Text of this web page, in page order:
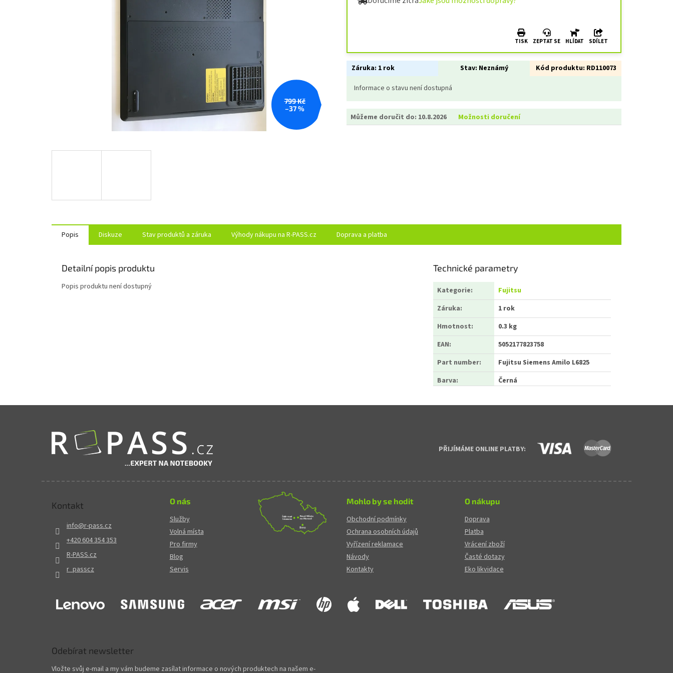
799 Kč
–37 %
TISK ZEPTAT SE HLÍDAT SDÍLET
Záruka: 1 rok Stav: Neznámý Kód produktu: RD110073
Informace o stavu není dostupná
Můžeme doručit do: 10.8.2026 Možnosti doručení
Popis Diskuze Stav produktů a záruka Výhody nákupu na R-PASS.cz Doprava a platba
Detailní popis produktu
Popis produktu není dostupný
Technické parametry
Kategorie:
Fujitsu
Záruka:
1 rok
Hmotnost:
0.3 kg
EAN:
5052177823758
Part number:
Fujitsu Siemens Amilo L6825
Barva: Černá
PŘIJÍMÁME ONLINE PLATBY:
Kontakt
info@r-pass.cz
+420 604 354 353
R-PASS.cz
r_passcz
O nás
Služby
Volná místa
Pro firmy
Blog
Servis
Mohlo by se hodit
Obchodní podmínky
Ochrana osobních údajů
Vyřízení reklamace
Návody
Kontakty
O nákupu
Doprava
Platba
Vrácení zboží
Časté dotazy
Eko likvidace
Odebírat newsletter
Vložte svůj e-mail a my vám budeme zasílat informace o nových produktech na našem e-